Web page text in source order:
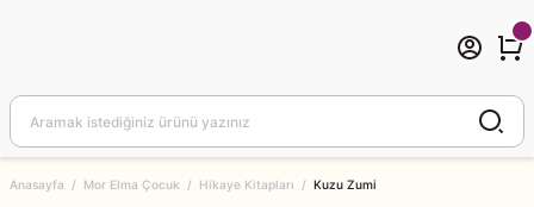
Anasayfa Mor Elma Çocuk Hikaye Kitapları Kuzu Zumi